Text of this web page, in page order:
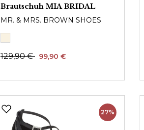
Brautschuh MIA BRIDAL
MR. & MRS. BROWN SHOES
129,90 € 99,90 €
27%